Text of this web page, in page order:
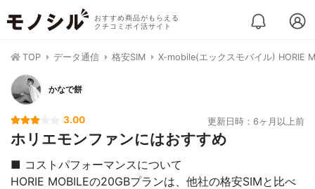
おすすめ商品がもらえる
クチコミポイ活サイト
TOP データ通信 格安SIM X-mobile(エックスモバイル) HORIE
かなで餅
3.00 更新日時：6ヶ月以上前
ホリエモンファンにはおすすめ
■ コストパフォーマンスについて
HORIE MOBILEの20GBプランは、他社の格安SIMと比べ